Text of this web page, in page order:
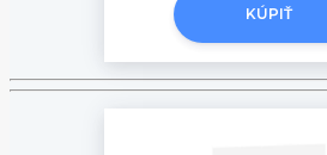
KÚPIŤ